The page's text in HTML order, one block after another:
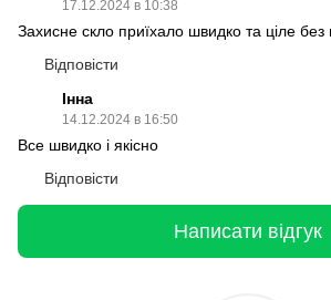
17.12.2024 в 10:38
Захисне скло приїхало швидко та ціле
Відповісти
Інна
14.12.2024 в 16:50
Все швидко і якісно
Відповісти
Написати відгук